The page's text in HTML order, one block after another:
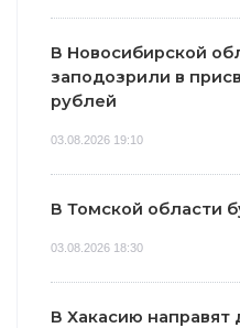
В Новосибирской
заподозрили в
рублей
03.08.2026 19:10
В Томской области
03.08.2026 18:30
В Хакасию